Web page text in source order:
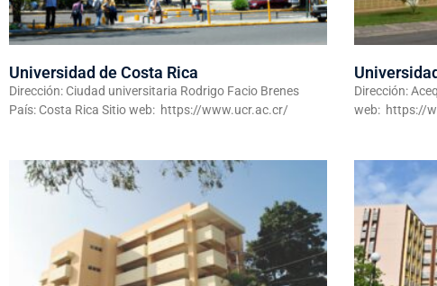
Universidad de Costa Rica
Dirección: Ciudad universitaria Rodrigo Facio Brenes
País: Costa Rica Sitio web: https://www.ucr.ac.cr/
Dirección:
web: https://